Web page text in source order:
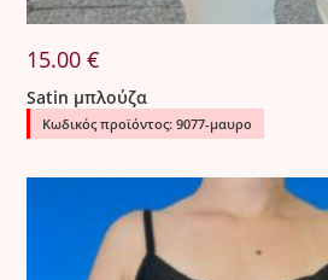
15.00€
Satin μπλούζα
Κωδικός προϊόντος: 9077-μαυρο